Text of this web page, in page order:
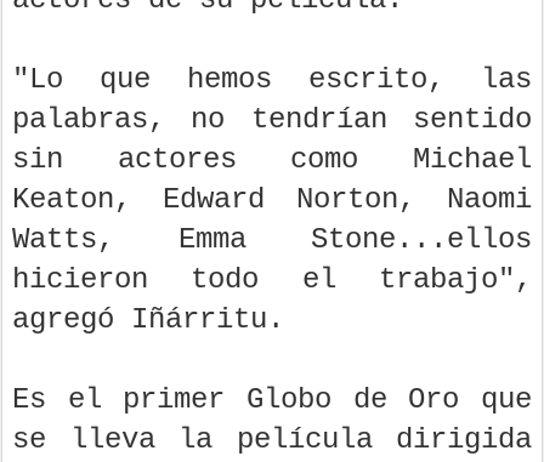
"Lo que hemos escrito, las
palabras, no tendrían sentido
sin actores como Michael
Keaton, Edward Norton, Naomi
Watts, Emma Stone...ellos
hicieron todo el trabajo",
agregó Iñárritu.
Es el primer Globo de Oro que
se lleva la película dirigida